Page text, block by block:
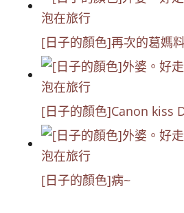
[日子的顏色]再次的葛媽
[日子的顏色]Canon kiss
[日子的顏色]病~